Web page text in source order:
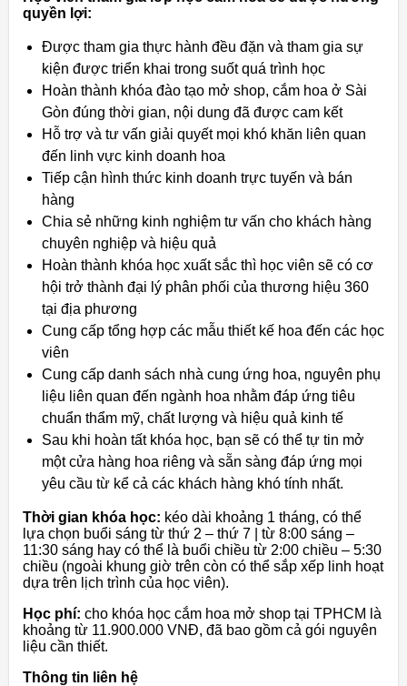
quyền lợi:
Được tham gia thực hành đều đặn và tham gia sự
kiện được triển khai trong suốt quá trình học
Hoàn thành khóa đào tạo mở shop, cắm hoa ở Sài
Gòn đúng thời gian, nội dung đã được cam kết
Hỗ trợ và tư vấn giải quyết mọi khó khăn liên quan
đến linh vực kinh doanh hoa
Tiếp cận hình thức kinh doanh trực tuyến và bán
hàng
Chia sẻ những kinh nghiệm tư vấn cho khách hàng
chuyên nghiệp và hiệu quả
Hoàn thành khóa học xuất sắc thì học viên sẽ có cơ
hội trở thành đại lý phân phối của thương hiệu 360
tại địa phương
Cung cấp tổng hợp các mẫu thiết kế hoa đến các học
viên
Cung cấp danh sách nhà cung ứng hoa, nguyên phụ
liệu liên quan đến ngành hoa nhằm đáp ứng tiêu
chuẩn thẩm mỹ, chất lượng và hiệu quả kinh tế
Sau khi hoàn tất khóa học, bạn sẽ có thể tự tin mở
một cửa hàng hoa riêng và sẵn sàng đáp ứng mọi
yêu cầu từ kể cả các khách hàng khó tính nhất.
Thời gian khóa học: kéo dài khoảng 1 tháng, có thể
lựa chọn buổi sáng từ thứ 2 – thứ 7 | từ 8:00 sáng –
11:30 sáng hay có thể là buổi chiều từ 2:00 chiều – 5:30
chiều (ngoài khung giờ trên còn có thể sắp xếp linh hoạt
dựa trên lịch trình của học viên).
Học phí: cho khóa học cắm hoa mở shop tại TPHCM là
khoảng từ 11.900.000 VNĐ, đã bao gồm cả gói nguyên
liệu cần thiết.
Thông tin liên hệ